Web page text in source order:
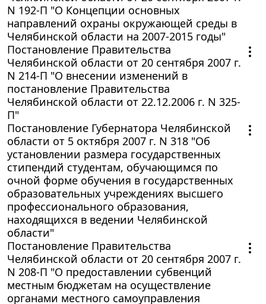
N 192-П "О Концепции основных
направлений охраны окружающей среды в
Челябинской области на 2007-2015 годы"
Постановление Правительства
Челябинской области от 20 сентября 2007 г.
N 214-П "О внесении изменений в
постановление Правительства
Челябинской области от 22.12.2006 г. N 325-
П"
Постановление Губернатора Челябинской
области от 5 октября 2007 г. N 318 "Об
установлении размера государственных
стипендий студентам, обучающимся по
очной форме обучения в государственных
образовательных учреждениях высшего
профессионального образования,
находящихся в ведении Челябинской
области"
Постановление Правительства
Челябинской области от 20 сентября 2007 г.
N 208-П "О предоставлении субвенций
местным бюджетам на осуществление
органами местного самоуправления